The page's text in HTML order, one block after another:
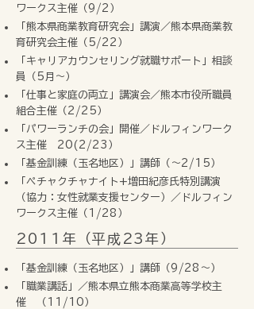
ワークス主催（9/2）
「熊本県商業教育研究会」講演／熊本県商業教
育研究会主催（5/22）
「キャリアカウンセリング就職サポート」相談
員（5月～）
「仕事と家庭の両立」講演会／熊本市役所職員
組合主催（2/25）
「パワーランチの会」開催／ドルフィンワーク
ス主催 20(2/23）
「基金訓練（玉名地区）」講師（～2/15）
「ペチャクチャナイト+増田紀彦氏特別講演
（協力：女性就業支援センター）／ドルフィン
ワークス主催（1/28）
2011年（平成23年）
「基金訓練（玉名地区）」講師（9/28～）
「職業講話」／熊本県立熊本商業高等学校主
催 （11/10）